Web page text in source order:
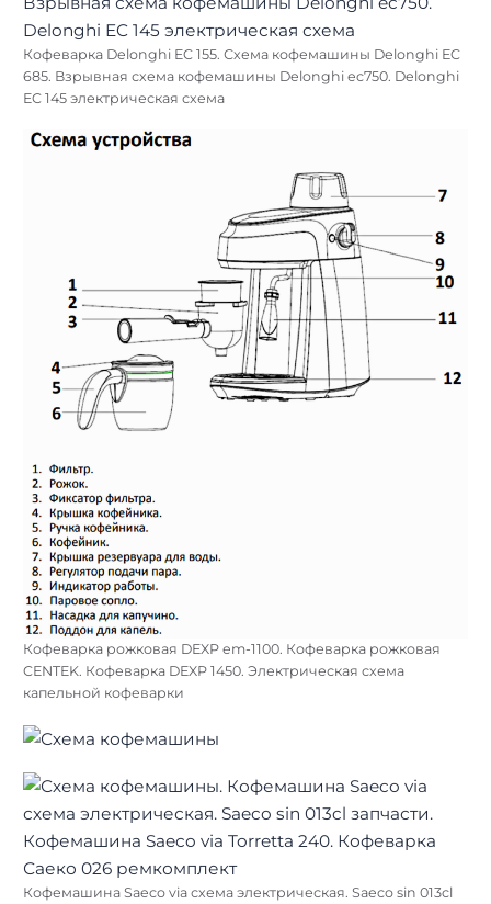
Кофеварка Delonghi EC 155. Схема кофемашины Delonghi EC
685. Взрывная схема кофемашины Delonghi ec750. Delonghi
EC 145 электрическая схема
Кофеварка рожковая DEXP em-1100. Кофеварка рожковая
CENTEK. Кофеварка DEXP 1450. Электрическая схема
капельной кофеварки
Кофемашина Saeco via схема электрическая. Saeco sin 013cl